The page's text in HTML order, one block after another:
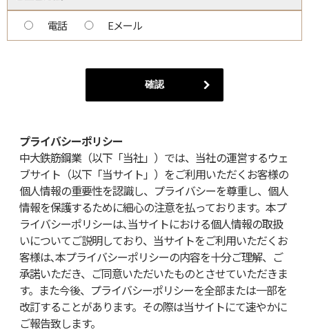
電話 Eメール
プライバシーポリシー
中大鉄筋鋼業（以下「当社」）では、当社の運営するウェ
ブサイト（以下「当サイト」）をご利用いただくお客様の
個人情報の重要性を認識し、プライバシーを尊重し、個人
情報を保護するために細心の注意を払っております。本プ
ライバシーポリシーは､当サイトにおける個人情報の取扱
いについてご説明しており、当サイトをご利用いただくお
客様は､本プライバシーポリシーの内容を十分ご理解、ご
承諾いただき、ご同意いただいたものとさせていただきま
す。また今後、プライバシーポリシーを全部または一部を
改訂することがあります。その際は当サイトにて速やかに
ご報告致します。